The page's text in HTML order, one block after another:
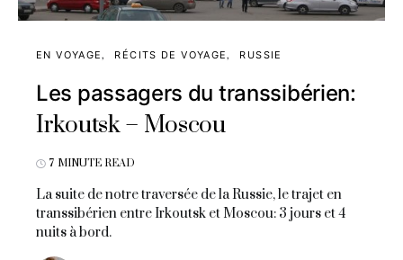
EN VOYAGE RÉCITS DE VOYAGE RUSSIE
Les passagers du transsibérien:
Irkoutsk – Moscou
7 MINUTE READ
La suite de notre traversée de la Russie, le trajet en
transsibérien entre Irkoutsk et Moscou: 3 jours et 4
nuits à bord.